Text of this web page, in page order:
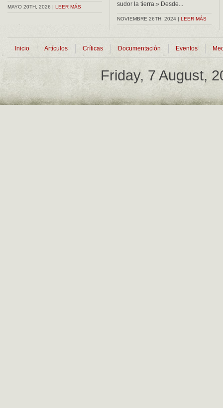
MAYO 20TH, 2026 | LEER MÁS
sudor la tierra.» Desde...
NOVIEMBRE 26TH, 2024 | LEER MÁS
Inicio Artículos Críticas Documentación Eventos
Friday, 7 August,